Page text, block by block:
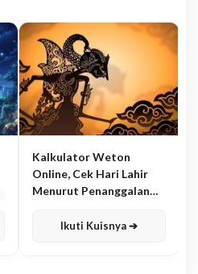
Kalkulator Weton
Online, Cek Hari Lahir
Menurut Penanggalan
Ikuti Kuisnya ➔